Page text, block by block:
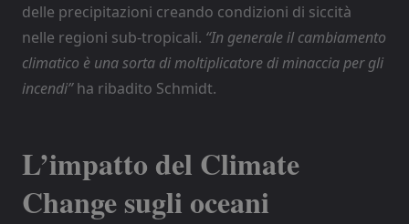
delle precipitazioni creando condizioni di siccità
nelle regioni sub-tropicali. “In generale il cambiamento
climatico è una sorta di moltiplicatore di minaccia per gli
incendi”ha ribadito Schmidt.
L’impatto del Climate
Change sugli oceani